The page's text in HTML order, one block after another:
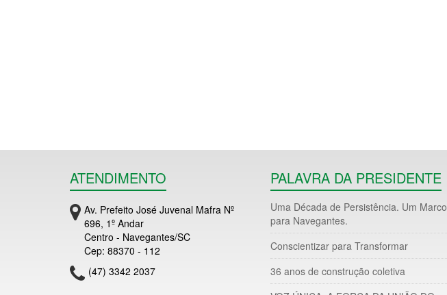
ATENDIMENTO
Av. Prefeito José Juvenal Mafra Nº
696, 1º Andar
Centro - Navegantes/SC
Cep: 88370 - 112
(47) 3342 2037
PALAVRA DA PRESIDENTE
Uma Década de Persistência. Um Marco
para Navegantes.
Conscientizar para Transformar
36 anos de construção coletiva